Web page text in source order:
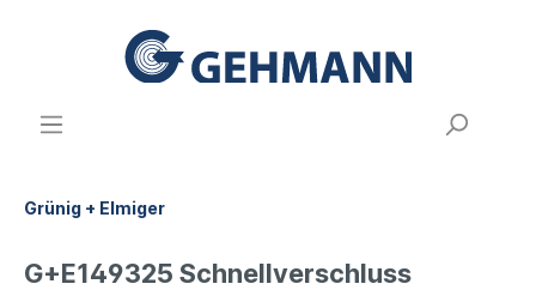
Grünig + Elmiger
G+E149325 Schnellverschluss